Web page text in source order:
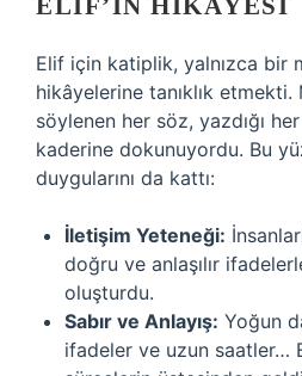
ELIF’IN HIKÂYESI
Elif için katiplik, yalnızca bir
hikâyelerine tanıklık
söylenen her söz, yazdığı
kaderine dokunuyordu. Bu
duygularını da kattı:
İletişim Yeteneği:
doğru ve anlaşılır
oluşturdu.
Sabır ve Anlayış: Yoğun
ifadeler ve uzun saatler…